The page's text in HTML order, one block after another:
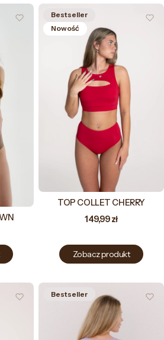
Bestseller
Nowość
TOP COLLET CHERRY
Cena
149,99 zł
Zobacz produkt
Bestseller